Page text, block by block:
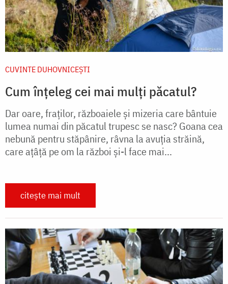
CUVINTE DUHOVNICEȘTI
Cum înțeleg cei mai mulți păcatul?
Dar oare, fraţilor, războaiele şi mizeria care bântuie
lumea numai din păcatul trupesc se nasc? Goana cea
nebună pentru stăpânire, râvna la avuţia străină,
care aţâţă pe om la război şi-l face mai...
citește mai mult